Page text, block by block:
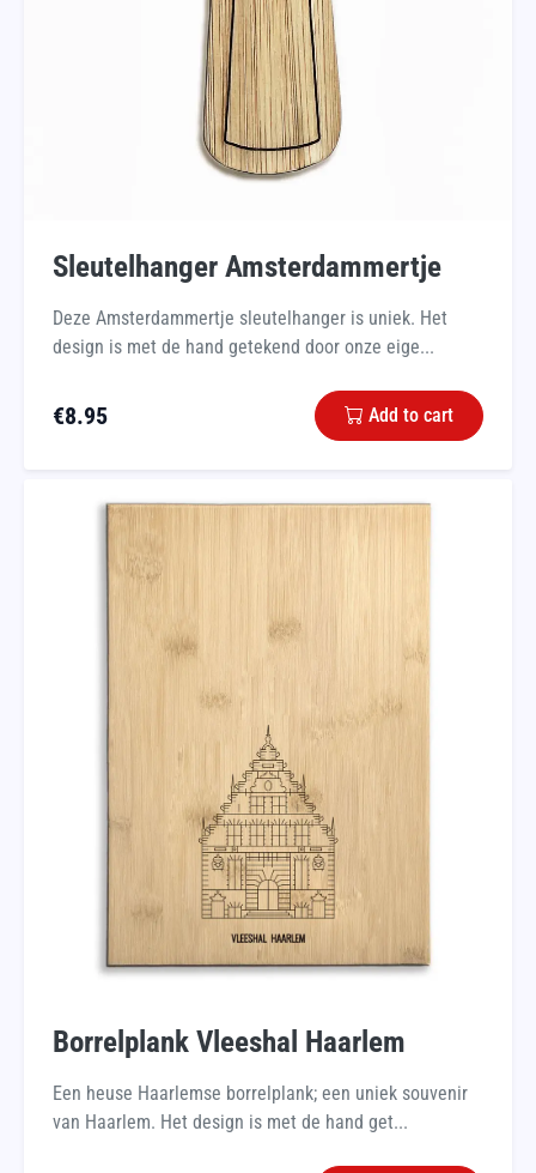
Sleutelhanger Amsterdammertje
Deze Amsterdammertje sleutelhanger is uniek. Het
design is met de hand getekend door onze eige...
€8.95 Add to cart
Borrelplank Vleeshal Haarlem
Een heuse Haarlemse borrelplank; een uniek souvenir
van Haarlem. Het design is met de hand get...